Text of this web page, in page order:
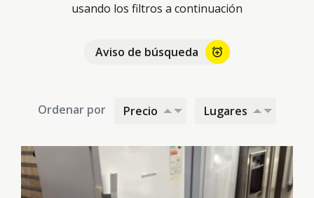
usando los filtros a continuación
Aviso de búsqueda alarm_add
Ordenar por Precio Lugares